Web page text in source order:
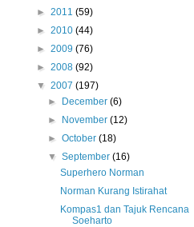
► 2011 (59)
► 2010 (44)
► 2009 (76)
► 2008 (92)
▼ 2007 (197)
►
December(6)
►
November(12)
►October(18)
▼September(16)
Superhero Norman
Norman Kurang Istirahat
Kompas1 dan Tajuk Rencana
Soeharto